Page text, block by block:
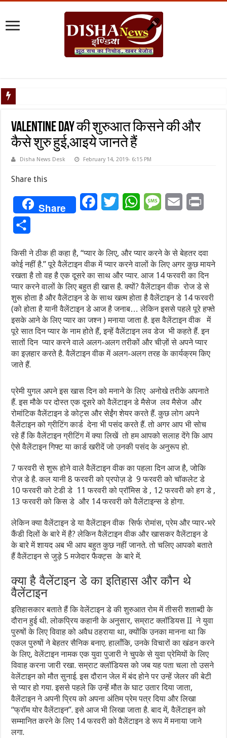
Valentine day की शुरुआत किसने की और
कैसे शुरु हुई,आइये जानते हैं
Disha News Desk February 14, 2019- 6:15 PM
Share this
Share FacebookTwitterWhatsAppMessageEmail
किसी ने ठीक ही कहा है, “प्यार के लिए, और प्यार करने के से बेहतर दवा
कोई नहीं है.” पूरे वैलेंटाइन वीक में प्यार करने वालों के लि‍ए अगर कुछ मायने
रखता है तो वह है एक दूसरे का साथ और प्यार. आज 14 फरवरी का दिन
प्यार करने वालों के लिए बहुत ही खास है. क्यों? वैलेंटाइन वीक रोज डे से
शुरू होता है और वैलेंटाइन डे के साथ खत्म होता है वैलेंटाइन डे 14 फरवरी
(को होता है यानी वैलेंटाइन डे आज है जनाब… लेकि‍न इससे पहले पूरे हफ्ते
इसके आने के लि‍ए प्यार का जश्न ) मनाया जाता है. इस वैलेंटाइन वीक में
पूरे सात दिन प्यार के नाम होते हैं, इन्हें वैलेंटाइन लव डेज भी कहते हैं. इन
सातों दि‍न प्यार करने वाले अलग-अलग तरीकों और चीज़ों से अपने प्यार
का इज़हार करते है. वैलेंटाइन वीक में अलग-अलग तरह के कार्यक्रम कि‍ए
जाते हैं.
प्रेमी युगल अपने इस खास दिन को मनाने के लिए अनोखे तरीके अपनाते
हैं. इस मौके पर दोस्त एक दूसरे को वैलेंटाइन डे मैसेज लव मैसेज और
रोमांटिक वैलेंटाइन डे कोट्स और सेईंग शेयर करते हैं. कुछ लोग अपने
वैलेंटाइन को ग्रीटिंग कार्ड देना भी पसंद करते हैं. तो अगर आप भी सोच
रहे हैं कि वैलेंटाइन ग्रीटिंग में क्या लिखें तो हम आपको सलाह देंगे कि आप
ऐसे वैलेंटाइन गिफ्ट या कार्ड खरीदें जो उनकी पसंद के अनुरूप हो.
7 फरवरी से शुरू होने वाले वैलेंटाइन वीक का पहला दि‍न आज है, जोक‍ि
रोज़ डे है. कल यानी 8 फरवरी को प्रपोज़ डे 9 फरवरी को चॉकलेट डे
10 फरवरी को टेडी डे 11 फरवरी को प्रॉमिस डे , 12 फरवरी को हग डे ,
13 फरवरी को किस डे और 14 फरवरी को वैलेंटाइन्स डे होगा.
लेक‍िन क्या वैलेंटाइन डे या वैलेंटाइन वीक सिर्फ रोमांस, प्रेम और प्यार-भरे
कैंडी दिलों के बारे में है? लेकि‍न वैलेंटाइन वीक और खासकर वैलेंटाइन डे
के बारे में शायद अब भी आप बहुत कुछ नहीं जानते. तो चलि‍ए आपको बताते
हैं वैलेंटाइन से जुड़े 5 मजेदार फैक्ट्स के बारे में.
क्या है वैलेंटाइन डे का इति‍हास और कौन थे
वैलेंटाइन
इतिहासकार बताते हैं कि वेलेंटाइन डे की शुरुआत रोम में तीसरी शताब्दी के
दौरान हुई थी. लोकप्रिय कहानी के अनुसार, सम्राट क्लॉडियस II ने युवा
पुरुषों के लिए विवाह को अवैध ठहराया था, क्योंकि उनका मानना था कि
एकल पुरुषों ने बेहतर सैनिक बनाए. हालाँकि, उनके विचारों का खंडन करने
के लिए, वेलेंटाइन नामक एक युवा पुजारी ने चुपके से युवा प्रेमियों के लिए
विवाह करना जारी रखा. सम्राट क्लॉडियस को जब यह पता चला तो उसने
वेलेंटाइन को मौत सुनाई. इस दौरान जेल में बंद होने पर उन्हें जेलर की बेटी
से प्यार हो गया. इससे पहले कि उन्हें मौत के घाट उतार दिया जाता,
वैलेंटाइन ने अपनी प्रिय को अपना अंतिम प्रेम पत्र दिया और लि‍खा
“फ्रॉम योर वैलेंटाइन”. इसे आज भी लि‍खा जाता है. बाद में, वैलेंटाइन को
सम्मानित करने के लिए 14 फरवरी को वैलेंटाइन डे रूप में मनाया जाने
लगा.